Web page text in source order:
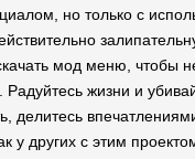
но только с
мод меню, чтобы
жизни и
делитесь
у других с этим